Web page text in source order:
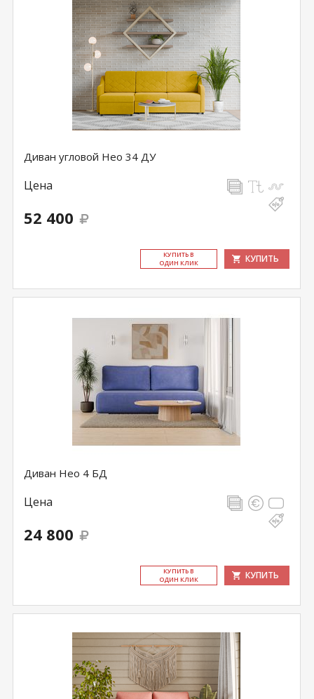
Диван угловой Нео 34 ДУ
Цена
52 400
КУ­ПИТЬ В
ОДИН КЛИК
КУПИТЬ
Диван Нео 4 БД
Цена
24 800
КУ­ПИТЬ В
ОДИН КЛИК
КУПИТЬ